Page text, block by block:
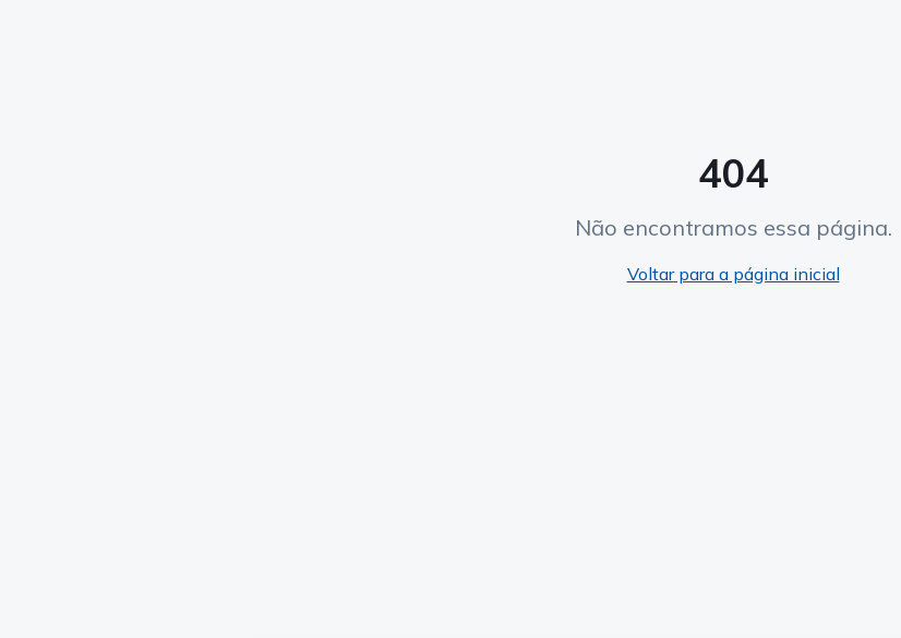
404
Não encontramos essa página.
Voltar para a página inicial